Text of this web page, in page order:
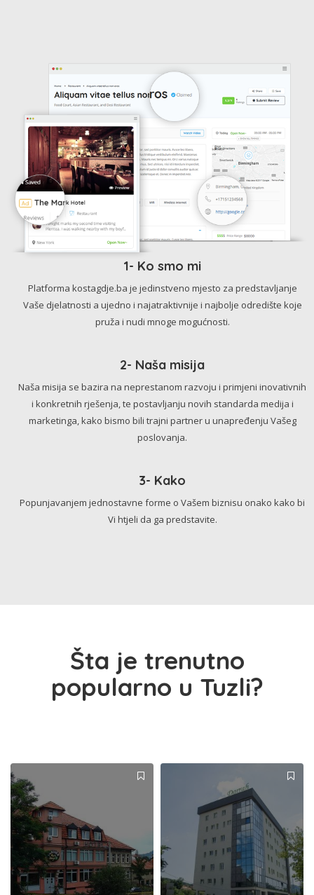
1- Ko smo mi
Platforma kostagdje.ba je jedinstveno mjesto za predstavljanje
Vaše djelatnosti a ujedno i najatraktivnije i najbolje odredište koje
pruža i nudi mnoge mogućnosti.
2- Naša misija
Naša misija se bazira na neprestanom razvoju i primjeni inovativnih
i konkretnih rješenja, te postavljanju novih standarda medija i
marketinga, kako bismo bili trajni partner u unapređenju Vašeg
poslovanja.
3- Kako
Popunjavanjem jednostavne forme o Vašem biznisu onako kako bi
Vi htjeli da ga predstavite.
Šta je trenutno
popularno u Tuzli?